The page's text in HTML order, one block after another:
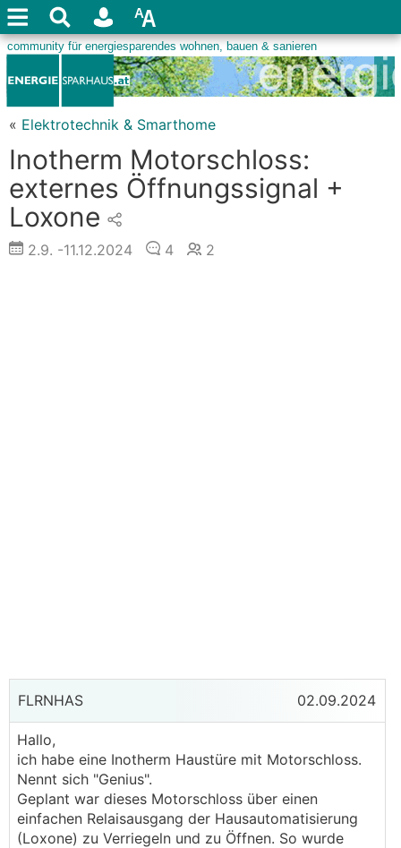
« Elektrotechnik & Smarthome
Inotherm Motorschloss:
externes Öffnungssignal +
Loxone
2.9. -11.12.2024 4 2
FLRNHAS 02.09.2024
Hallo,
ich habe eine Inotherm Haustüre mit Motorschloss.
Nennt sich "Genius".
Geplant war dieses Motorschloss über einen
einfachen Relaisausgang der Hausautomatisierung
(Loxone) zu Verriegeln und zu Öffnen. So wurde